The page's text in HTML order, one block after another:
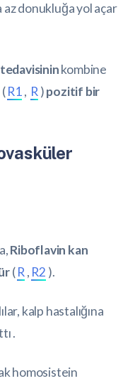
donukluğa yol açar
kombine
(R1, R)pozitif bir
Riboflavin kan
(R, R2 ).
kalp hastalığına
.
homosistein